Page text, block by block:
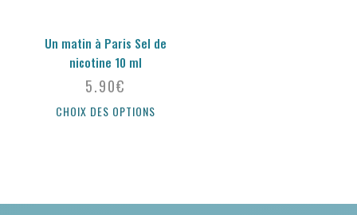
Un matin à Paris Sel de
nicotine 10 ml
5.90€
CHOIX DES OPTIONS